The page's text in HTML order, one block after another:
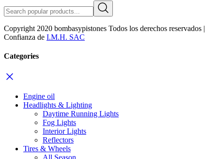
Copyright 2020 bombasypistones Todos los derechos reservados |
Confianza de I.M.H. SAC
Categories
Engine oil
Headlights & Lighting
Daytime Running Lights
Fog Lights
Interior Lights
Reflectors
Tires & Wheels
All Season